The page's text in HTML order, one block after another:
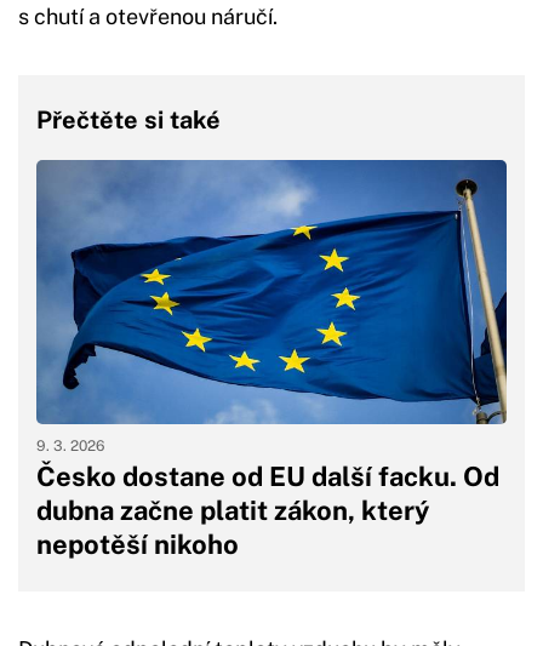
s chutí a otevřenou náručí.
Přečtěte si také
Česko dostane od EU další facku. Od
dubna začne platit zákon, který
nepotěší nikoho
9. 3. 2026